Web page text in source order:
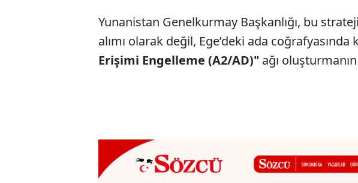
Yunanistan Genelkurmay Başkanlığı, bu
alımı olarak değil, Ege’deki ada coğrafyasında
Erişimi Engelleme (A2/AD)" ağı